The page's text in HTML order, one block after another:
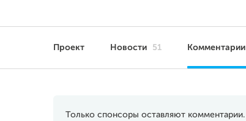
Проект Новости 51 Комментарии
Только спонсоры оставляют комментарии.